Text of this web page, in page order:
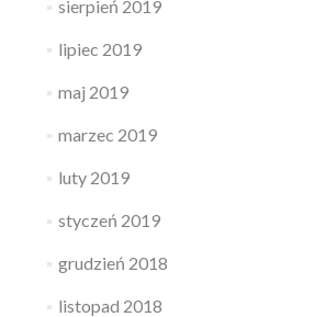
sierpień 2019
lipiec 2019
maj 2019
marzec 2019
luty 2019
styczeń 2019
grudzień 2018
listopad 2018